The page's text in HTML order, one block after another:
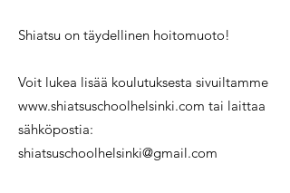
Shiatsu on täydellinen hoitomuoto!
Voit lukea lisää koulutuksesta sivuiltamme
www.shiatsuschoolhelsinki.com tai laittaa
sähköpostia:
shiatsuschoolhelsinki@gmail.com